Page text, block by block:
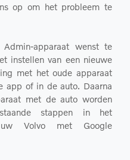
op om het probleem te
apparaat wenst te
instellen van een nieuwe
met het oude apparaat
app of in de auto. Daarna
met de auto worden
stappen in het
Volvo met Google